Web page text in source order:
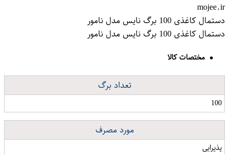
mojee.ir
دستمال کاغذی 100 برگ نایس مدل نامور
دستمال کاغذی 100 برگ نایس مدل نامور
مختصات کالا
تعداد برگ
100
مورد مصرف
پذیرایی